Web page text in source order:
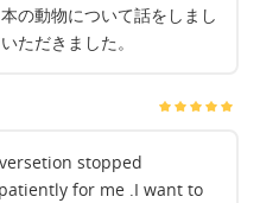
の動物について話をしまし
ただきました。
stopped
for me .I want to